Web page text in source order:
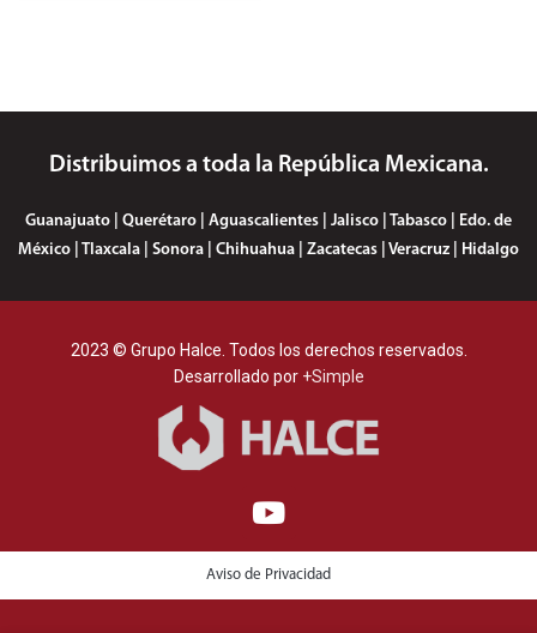
Distribuimos a toda la República Mexicana.
Guanajuato | Querétaro | Aguascalientes | Jalisco | Tabasco | Edo. de
México | Tlaxcala | Sonora | Chihuahua | Zacatecas | Veracruz | Hidalgo
2023 © Grupo Halce. Todos los derechos reservados.
Desarrollado por +Simple
Aviso de Privacidad